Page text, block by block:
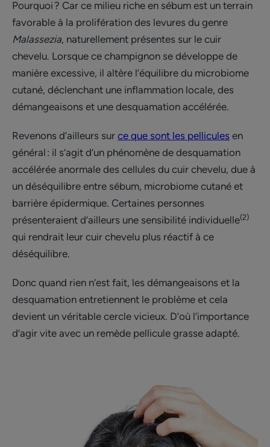
Pourquoi ? Car ce milieu riche en sébum est un terrain
favorable à la prolifération des levures du genre
Malassezia, naturellement présentes sur le cuir
chevelu. Lorsque ce champignon se développe de
manière excessive, il altère l’équilibre du microbiome
cutané, déclenchant une inflammation locale, des
démangeaisons et une desquamation accélérée.
Revenons d’ailleurs sur ce que sont les pellicules en
général : il s’agit d’un phénomène de desquamation
accélérée anormale des cellules du cuir chevelu, due à
un déséquilibre entre sébum, microbiome cutané et
barrière épidermique. Certaines personnes
présenteraient d’ailleurs une sensibilité individuelle(2)
qui rendrait leur cuir chevelu plus réactif à ce
déséquilibre.
Donc quand rien n’est fait, les démangeaisons et la
desquamation entretiennent le problème et cela
devient un véritable cercle vicieux. D’où l’importance
d’agir vite avec un remède pellicule grasse adapté.